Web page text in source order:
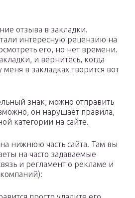
отзыва в закладки.
интересную рецензию на
его, но нет времени.
и вернитесь, когда
в закладках творится вот
знак, можно отправить
он нарушает правила,
категории на сайте.
нижнюю часть сайта. Там вы
на часто задаваемые
и регламент о рекламе и
компаний):